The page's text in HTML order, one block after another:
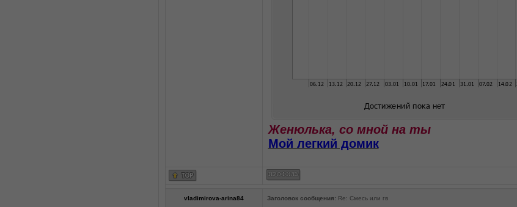
Женюлька, со мной на ты
Мой легкий домик
vladimirova-arina84 Заголовок сообщения: Re: Смесь или гв